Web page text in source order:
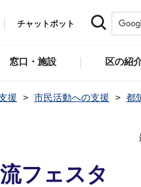
チャットボット
窓口・施設 区の紹
援 市民活動への支援
都
フェスタ